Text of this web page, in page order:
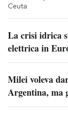
Ceuta
La crisi idrica
elettrica in
Milei voleva
Argentina, ma